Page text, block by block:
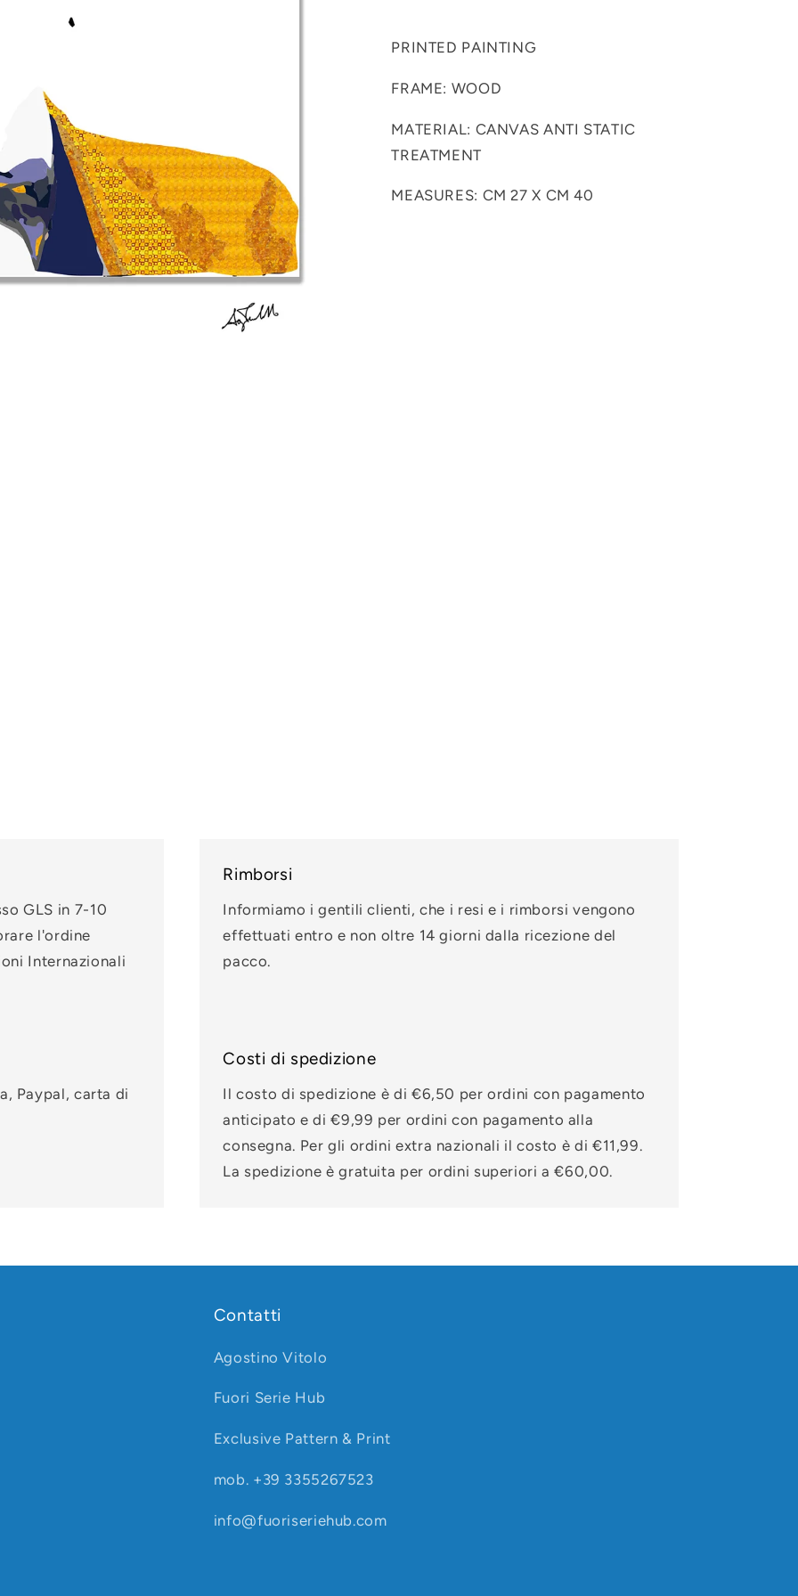
PRINTED PAINTING
FRAME: WOOD
MATERIAL: CANVAS ANTI STATIC
TREATMENT
MEASURES: CM 27 X CM 40
GLS in 7-10
l'ordine
Internazionali
Rimborsi
Informiamo i gentili clienti, che i resi e i rimborsi vengono
effettuati entro e non oltre 14 giorni dalla ricezione del
pacco.
Paypal, carta di
Costi di spedizione
Il costo di spedizione è di €6,50 per ordini con pagamento
anticipato e di €9,99 per ordini con pagamento alla
consegna. Per gli ordini extra nazionali il costo è di €11,99.
La spedizione è gratuita per ordini superiori a €60,00.
Contatti
Agostino Vitolo
Fuori Serie Hub
Exclusive Pattern & Print
mob. +39 3355267523
info@fuoriseriehub.com